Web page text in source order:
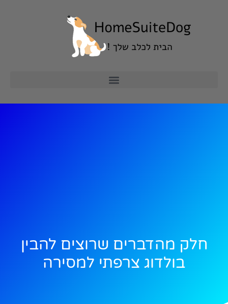
חלק מהדברים שרוצים להבין
בולדוג צרפתי למסירה